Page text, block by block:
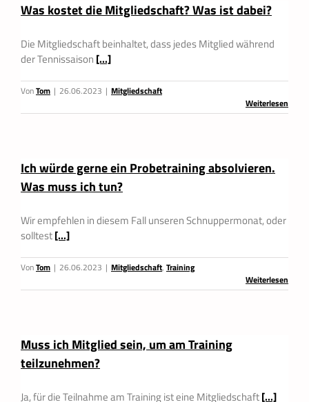
Was kostet die Mitgliedschaft? Was ist dabei?
Die Mitgliedschaft beinhaltet, dass jedes Mitglied während
der Tennissaison [...]
VonTom | 26.06.2023 | Mitgliedschaft
Weiterlesen
Ich würde gerne ein Probetraining absolvieren.
Was muss ich tun?
Wir empfehlen in diesem Fall unseren Schnuppermonat, oder
solltest[...]
VonTom | 26.06.2023 | Mitgliedschaft, Training
Weiterlesen
Muss ich Mitglied sein, um am Training
teilzunehmen?
Ja, für die Teilnahme am Training ist eine Mitgliedschaft[...]